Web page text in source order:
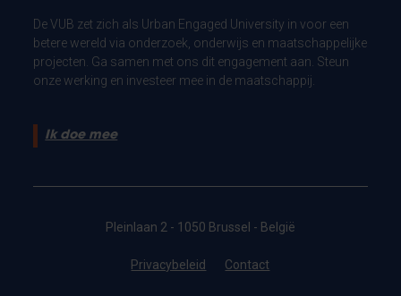
De VUB zet zich als Urban Engaged University in voor een
betere wereld via onderzoek, onderwijs en maatschappelijke
projecten. Ga samen met ons dit engagement aan. Steun
onze werking en investeer mee in de maatschappij.
Ik doe mee
Pleinlaan 2 - 1050 Brussel - België
Privacybeleid Contact